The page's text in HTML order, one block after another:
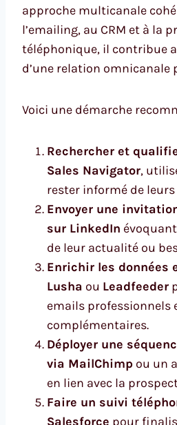
approche multicanale
l’emailing, au CRM et à la
téléphonique, il contribue
d’une relation omnicanale
Voici une démarche
Rechercher et
Sales Navigator,
rester informé de
Envoyer une
sur LinkedIn
de leur actualité ou
Enrichir les données
Lusha ou Leadfeeder
emails professionnels
complémentaires.
Déployer une
via MailChimp ou un
en lien avec la
Faire un suivi
Salesforce pour